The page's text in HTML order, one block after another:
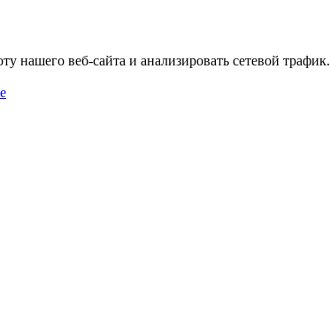
нашего веб-сайта и анализировать сетевой трафик.